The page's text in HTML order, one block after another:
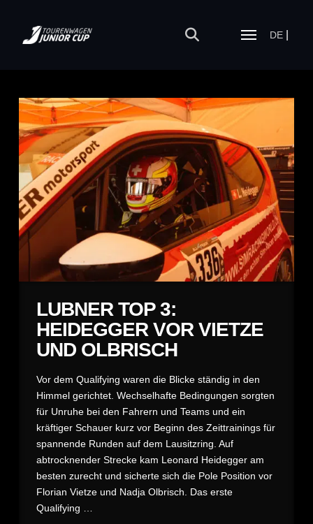
DE
LUBNER TOP 3:
HEIDEGGER VOR VIETZE
UND OLBRISCH
Vor dem Qualifying waren die Blicke ständig in den
Himmel gerichtet. Wechselhafte Bedingungen sorgten
für Unruhe bei den Fahrern und Teams und ein
kräftiger Schauer kurz vor Beginn des Zeittrainings für
spannende Runden auf dem Lausitzring. Auf
abtrocknender Strecke kam Leonard Heidegger am
besten zurecht und sicherte sich die Pole Position vor
Florian Vietze und Nadja Olbrisch. Das erste
Qualifying …